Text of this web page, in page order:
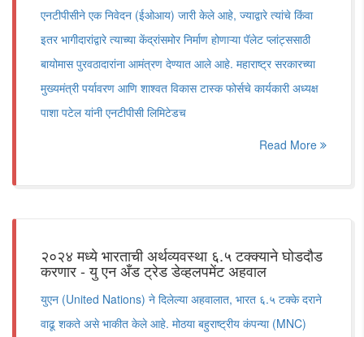
एनटीपीसीने एक निवेदन (ईओआय) जारी केले आहे, ज्याद्वारे त्यांचे किंवा
इतर भागीदारांद्वारे त्याच्या केंद्रांसमोर निर्माण होणाऱ्या पॅलेट प्लांट्ससाठी
बायोमास पुरवठादारांना आमंत्रण देण्यात आले आहे. महाराष्ट्र सरकारच्या
मुख्यमंत्री पर्यावरण आणि शाश्वत विकास टास्क फोर्सचे कार्यकारी अध्यक्ष
पाशा पटेल यांनी एनटीपीसी लिमिटेडच
Read More
२०२४ मध्ये भारताची अर्थव्यवस्था ६.५ टक्क्याने घोडदौड
करणार - यु एन अँड ट्रेड डेव्हलपमेंट अहवाल
युएन (United Nations) ने दिलेल्या अहवालात, भारत ६.५ टक्के दराने
वाढू शकते असे भाकीत केले आहे. मोठया बहुराष्ट्रीय कंपन्या (MNC)